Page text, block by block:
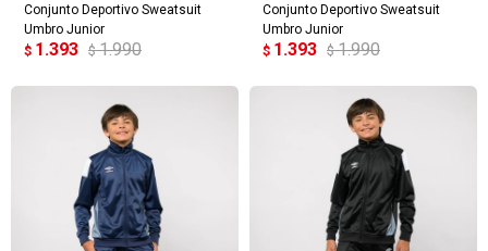
Conjunto Deportivo Sweatsuit
Umbro Junior
$ 1.393 $ 1.990
Conjunto Deportivo Sweatsuit
Umbro Junior
$ 1.393 $ 1.990